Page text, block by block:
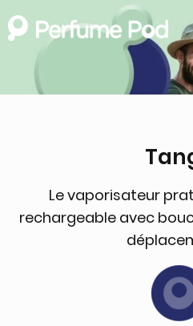
Le vaporisateur
rechargeable avec